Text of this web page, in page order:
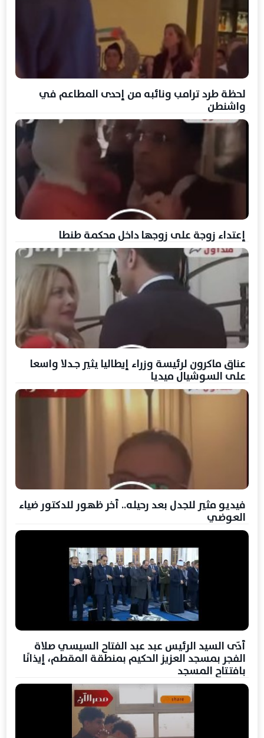
لحظة طرد ترامب ونائبه من إحدى المطاعم في
واشنطن
إعتداء زوجة على زوجها داخل محكمة طنطا
عناق ماكرون لرئيسة وزراء إيطاليا يثير جـدلا واسعا
على السوشيال ميديا
فيديو مثير للجدل بعد رحيله.. أخر ظهور للدكتور ضياء
العوضي
أدّى السيد الرئيس عبد عبد الفتاح السيسي صلاة
الفجر بمسجد العزيز الحكيم بمنطقة المقطم، إيذانًا
بافتتاح المسجد